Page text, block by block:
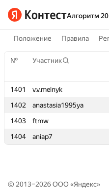
Алгоритм
Положение Правила
№ Участник
1401 v.v.melnyk
1402
anastasia1995ya
1403
ftmw
1404
aniap7
№ Участник
1401 v.v.melnyk
1402
anastasia1995ya
1403
ftmw
1404
aniap7
© 2013–2026 ООО «Яндекс»